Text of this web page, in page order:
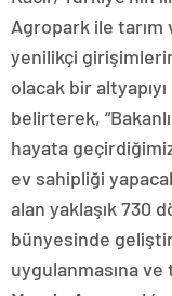
Agropark ile tarım
yenilikçi
olacak bir altyapıyı
belirterek,
hayata
ev sahipliği
alan yaklaşık 730
bünyesinde
uygulanmasına